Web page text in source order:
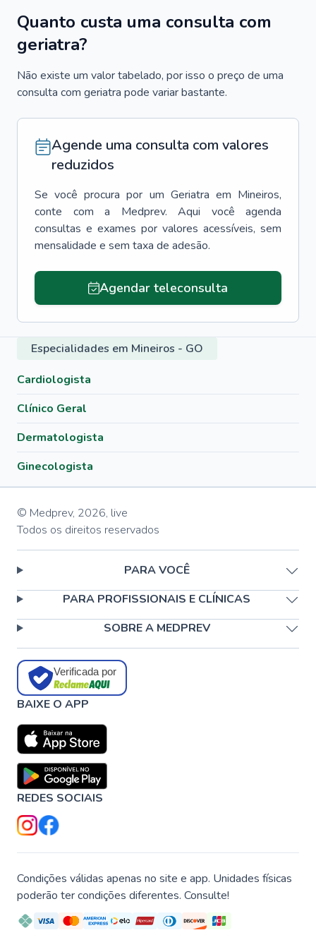
Quanto custa uma consulta com
geriatra?
Não existe um valor tabelado, por isso o preço de uma
consulta com geriatra pode variar bastante.
Agende uma consulta com valores
reduzidos
Se você procura por um Geriatra em Mineiros,
conte com a Medprev. Aqui você agenda
consultas e exames por valores acessíveis, sem
mensalidade e sem taxa de adesão.
Agendar teleconsulta
Especialidades em Mineiros - GO
Cardiologista
Clínico Geral
Dermatologista
Ginecologista
© Medprev, 2026, live
Todos os direitos reservados
PARA VOCÊ
PARA PROFISSIONAIS E CLÍNICAS
SOBRE A MEDPREV
Verificada por
BAIXE O APP
REDES SOCIAIS
Condições válidas apenas no site e app. Unidades físicas
poderão ter condições diferentes. Consulte!